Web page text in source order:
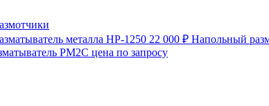
металла HP-1250 22 000 ₽ Напольный
РМ2С цена по запросу